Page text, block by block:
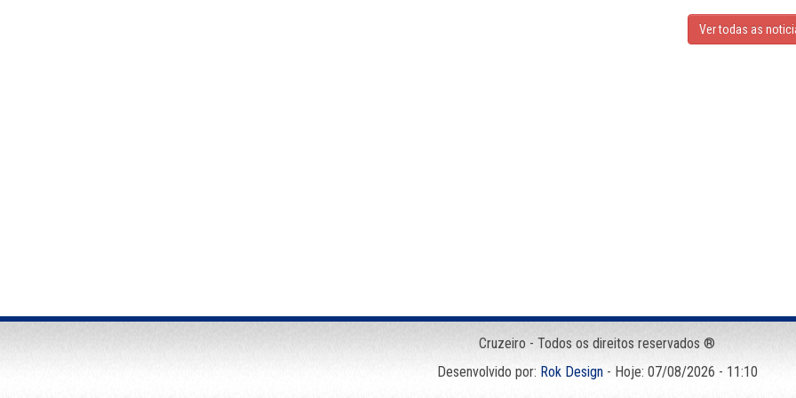
Ver todas as
Cruzeiro - Todos os direitos reservados ®
Desenvolvido por: Rok Design- Hoje: 07/08/2026 - 11:10